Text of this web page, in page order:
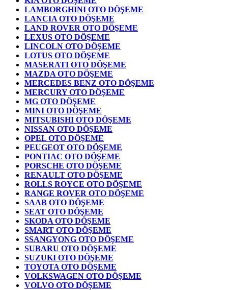
LAMBORGHINI OTO DÖŞEME
LANCIA OTO DÖŞEME
LAND ROVER OTO DÖŞEME
LEXUS OTO DÖŞEME
LINCOLN OTO DÖŞEME
LOTUS OTO DÖŞEME
MASERATI OTO DÖŞEME
MAZDA OTO DÖŞEME
MERCEDES BENZ OTO DÖŞEME
MERCURY OTO DÖŞEME
MG OTO DÖŞEME
MINI OTO DÖŞEME
MITSUBISHI OTO DÖŞEME
NISSAN OTO DÖŞEME
OPEL OTO DÖŞEME
PEUGEOT OTO DÖŞEME
PONTIAC OTO DÖŞEME
PORSCHE OTO DÖŞEME
RENAULT OTO DÖŞEME
ROLLS ROYCE OTO DÖŞEME
RANGE ROVER OTO DÖŞEME
SAAB OTO DÖŞEME
SEAT OTO DÖŞEME
SKODA OTO DÖŞEME
SMART OTO DÖŞEME
SSANGYONG OTO DÖŞEME
SUBARU OTO DÖŞEME
SUZUKI OTO DÖŞEME
TOYOTA OTO DÖŞEME
VOLKSWAGEN OTO DÖŞEME
VOLVO OTO DÖŞEME